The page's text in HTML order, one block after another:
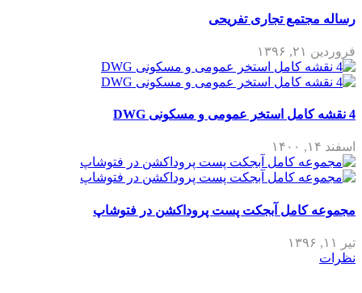
رساله مجتمع تجاری تفریحی
فروردین ۲۱, ۱۳۹۶
4 نقشه کامل استخر عمومی و مسکونی DWG
اسفند ۱۴, ۱۴۰۰
مجموعه کامل آبجکت پست پروداکشن در فتوشاپ
تیر ۱۱, ۱۳۹۶
نظرات